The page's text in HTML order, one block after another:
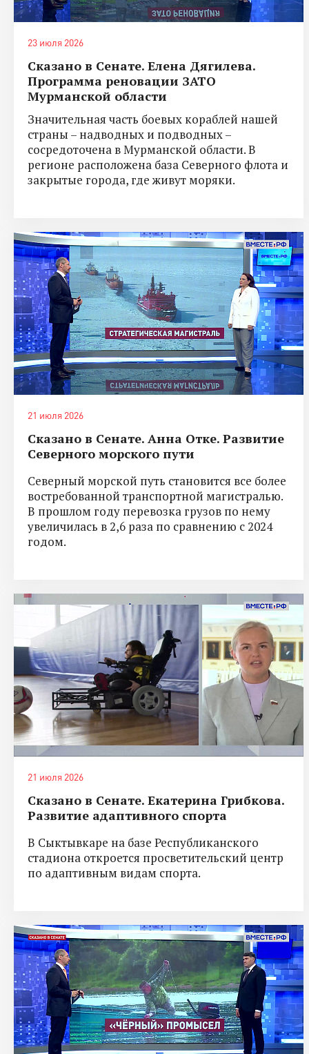
23 июля 2026
Сказано в Сенате. Елена Дягилева.
Программа реновации ЗАТО
Мурманской области
Значительная часть боевых кораблей нашей
страны – надводных и подводных –
сосредоточена в Мурманской области. В
регионе расположена база Северного флота и
закрытые города, где живут моряки.
21 июля 2026
Сказано в Сенате. Анна Отке. Развитие
Северного морского пути
Северный морской путь становится все более
востребованной транспортной магистралью.
В прошлом году перевозка грузов по нему
увеличилась в 2,6 раза по сравнению с 2024
годом.
21 июля 2026
Сказано в Сенате. Екатерина Грибкова.
Развитие адаптивного спорта
В Сыктывкаре на базе Республиканского
стадиона откроется просветительский центр
по адаптивным видам спорта.